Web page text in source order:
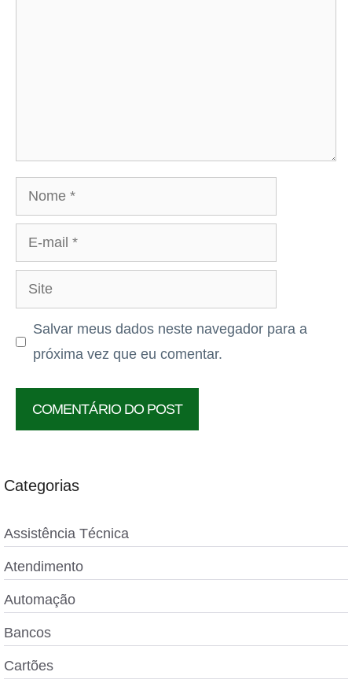
Nome
mail
Site
Salvar meus dados neste navegador para a
próxima vez que eu comentar.
Categorias
Assistência Técnica
Atendimento
Automação
Bancos
Cartões